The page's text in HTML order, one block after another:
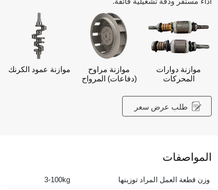
موازنة دوارات
المحركات
موازنة مراوح
(دفاعات) المرواح
موازنة عمود الكرنك
طلب عرض سعر
المواصفات
وزن قطعة العمل المراد توزينها 3-100kg